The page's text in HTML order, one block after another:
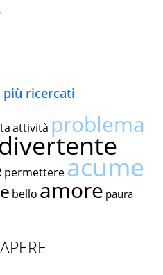
ricercati
attività problema
divertente
permettereacume
bello amore paura